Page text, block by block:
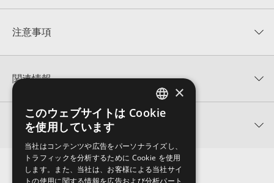
★★★★★
★5
★2
★1
0%
レビューをもっと見る »
注意事項
KONTAKTフォーマットは、
でお使いいただけます。無償版のKONTAKT PLAYERではお使いい
ただけませんので、ご注意ください。また、「ライブラリ・タブ」
への表示にも対応しておりません。
4GBを超えるデータに関するご注意：
FAT32でフォーマットされた
HDDには、1ファイル4GBを超えるデータを格納することができま
せん。データ容量が4GBを超えるダウンロード製品をご購入いただ
きます際には、NTFSやHFS＋でフォーマットされたHDDをご用意
いただく必要がございます。
関連情報
【Producer Loops】約4,000タイトルのサンプルパックが最大
50%OFF！サマーセール！
RNB HITS - CONSTRUCTION KITSのサポート情報
関連サポート情報
2022.06.06
MIDI形式サンプルパックの追加方法
ENGLISH
×
このウェブサイトは Cookie
を使用しています
当社はコンテンツや広告をパーソナライズし、
トラフィックを分析するために Cookie を使用
します。また、当社は、お客様による当社サイ
トの使用に関する情報を広告および分析パート